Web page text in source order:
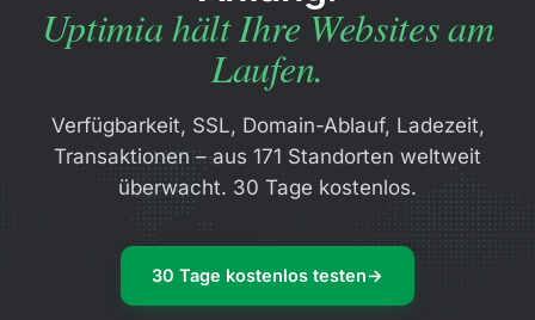
Uptimia hält Ihre Websites am
Laufen.
Verfügbarkeit, SSL, Domain-Ablauf, Ladezeit,
Transaktionen – aus 171 Standorten weltweit
überwacht. 30 Tage kostenlos.
30 Tage kostenlos testen→